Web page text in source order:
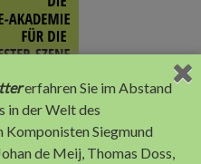
erfahren Sie im Abstand
in der Welt des
Komponisten Siegmund
de Meij, Thomas Doss,